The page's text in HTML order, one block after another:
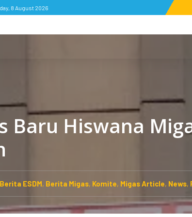
8 August 2026
Baru Hiswana
Berita ESDM, Berita Migas, Komite, Migas Article, News,